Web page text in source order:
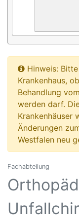
Hinweis:
Krankenhaus,
Behandlung
werden darf.
Krankenhäuser
Änderungen
Westfalen neu
Fachabteilung